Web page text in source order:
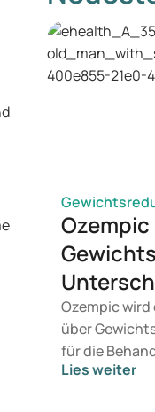
Ozempic
über
für die
vorgesehen.
Lies weiter